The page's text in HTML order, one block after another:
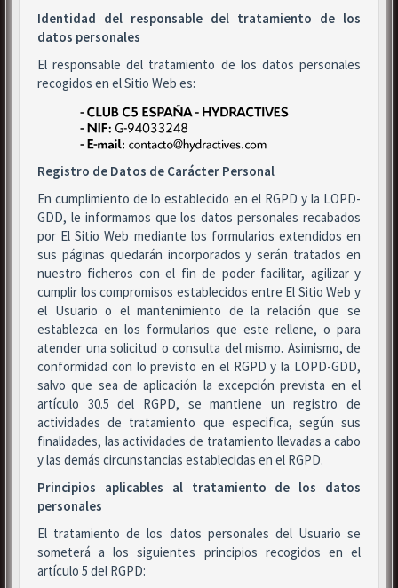
Identidad del responsable del tratamiento de los
datos personales
El responsable del tratamiento de los datos personales
recogidos en el Sitio Web es:
Registro de Datos de Carácter Personal
En cumplimiento de lo establecido en el RGPD y la LOPD-
GDD, le informamos que los datos personales recabados
por El Sitio Web mediante los formularios extendidos en
sus páginas quedarán incorporados y serán tratados en
nuestro ficheros con el fin de poder facilitar, agilizar y
cumplir los compromisos establecidos entre El Sitio Web y
el Usuario o el mantenimiento de la relación que se
establezca en los formularios que este rellene, o para
atender una solicitud o consulta del mismo. Asimismo, de
conformidad con lo previsto en el RGPD y la LOPD-GDD,
salvo que sea de aplicación la excepción prevista en el
artículo 30.5 del RGPD, se mantiene un registro de
actividades de tratamiento que especifica, según sus
finalidades, las actividades de tratamiento llevadas a cabo
y las demás circunstancias establecidas en el RGPD.
Principios aplicables al tratamiento de los datos
personales
El tratamiento de los datos personales del Usuario se
someterá a los siguientes principios recogidos en el
artículo 5 del RGPD: